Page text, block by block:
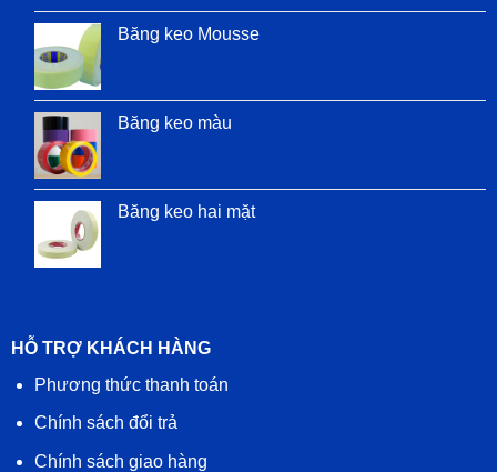
Băng keo Mousse
Băng keo màu
Băng keo hai mặt
HỖ TRỢ KHÁCH HÀNG
Phương thức thanh toán
Chính sách đổi trả
Chính sách giao hàng